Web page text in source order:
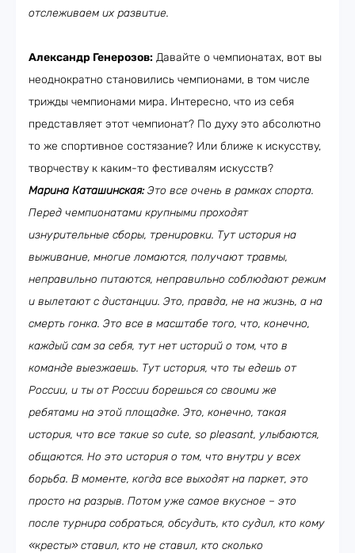
отслеживаем их развитие.
Александр Генерозов: Давайте о чемпионатах, вот вы
неоднократно становились чемпионами, в том числе
трижды чемпионами мира. Интересно, что из себя
представляет этот чемпионат? По духу это абсолютно
то же спортивное состязание? Или ближе к искусству,
творчеству к каким-то фестивалям искусств?
Марина Каташинская:Это все очень в рамках спорта.
Перед чемпионатами крупными проходят
изнурительные сборы, тренировки. Тут история на
выживание, многие ломаются, получают травмы,
неправильно питаются, неправильно соблюдают режим
и вылетают с дистанции. Это, правда, не на жизнь, а на
смерть гонка. Это все в масштабе того, что, конечно,
каждый сам за себя, тут нет историй о том, что в
команде выезжаешь. Тут история, что ты едешь от
России, и ты от России борешься со своими же
ребятами на этой площадке. Это, конечно, такая
история, что все такие so cute, so pleasant, улыбаются,
общаются. Но это история о том, что внутри у всех
борьба. В моменте, когда все выходят на паркет, это
просто на разрыв. Потом уже самое вкусное – это
после турнира собраться, обсудить, кто судил, кто кому
«кресты» ставил, кто не ставил, кто сколько